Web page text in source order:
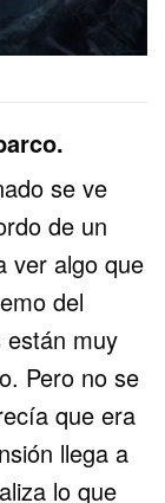
se ve
de un
ver algo que
del
están muy
Pero no se
que era
llega a
lo que